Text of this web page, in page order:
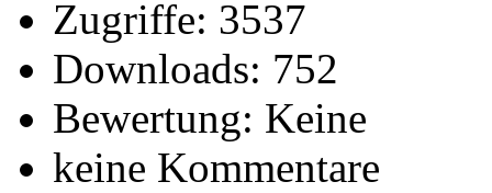
Zugriffe: 3537
Downloads: 752
Bewertung: Keine
keine Kommentare